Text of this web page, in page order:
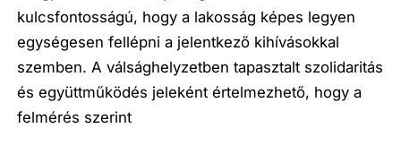
kulcsfontosságú, hogy a lakosság képes legyen
egységesen fellépni a jelentkező kihívásokkal
szemben. A válsághelyzetben tapasztalt szolidaritás
és együttműködés jeleként értelmezhető, hogy a
felmérés szerint